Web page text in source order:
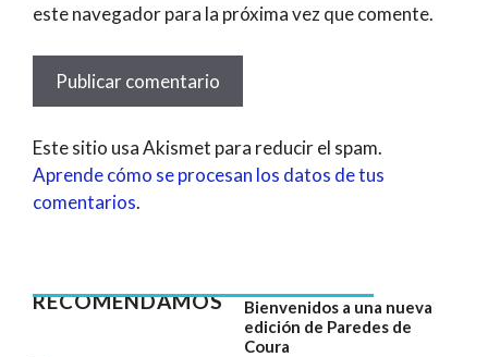
este navegador para la próxima vez que comente.
Este sitio usa Akismet para reducir el spam.
Aprende cómo se procesan los datos de tus
comentarios.
RECOMENDAMOS
Bienvenidos a una nueva
edición de Paredes de
Coura